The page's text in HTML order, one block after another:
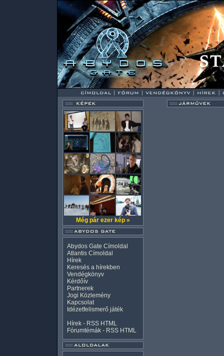
Még pár ezer kép »
Abydos Gate Címoldal
Atlantis Címoldal
Hírek
Keresés a hírekben
Vendégkönyv
Kérdőív
Partnerek
Jogi Közlemény
Kapcsolat
Idézetfelismerő játék
Hírek - RSS HTML
Fórumtémák - RSS HTML